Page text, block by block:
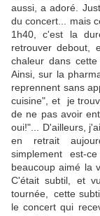
aussi, a adoré.
du concert... mais
1h40, c'est la
retrouver
chaleur dans
Ainsi, sur la
reprennent sans
cuisine", et je
de ne pas avoir
oui!"... D'ailleurs,
en retrait
simplement est-
beaucoup aimé la
C'était subtil, et
tournée, cette
le concert qui